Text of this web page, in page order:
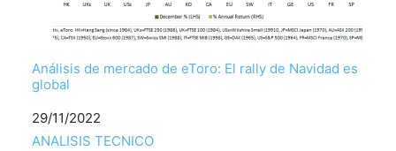
Análisis de mercado de eToro: El rally de Navidad es
global
Fecha
29/11/2022
Respecto a
ANALISIS TECNICO